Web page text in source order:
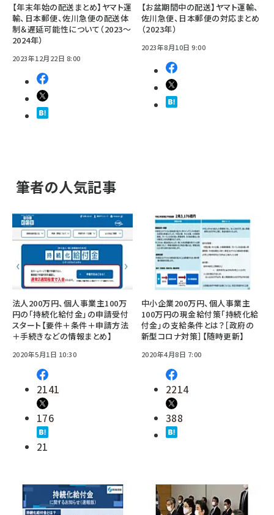
【年末年始の配送まとめ】ヤマト運
輸、日本郵便、佐川急便の配送体
制＆遅延可能性について（2023～
2024年）
2023年12月22日 8:00
【お盆期間中の配送】ヤマト運輸、
佐川急便、日本郵便の対応まとめ
（2023年）
2023年8月10日 9:00
筆者の人気記事
法人200万円、個人事業主100万
円の「持続化給付金」の申請受付
スタート【要件＋条件＋申請方法
＋手続きなどの情報まとめ】
2020年5月1日 10:30
2141
176
21
中小企業200万円、個人事業主
100万円の現金給付策「持続化給
付金」の支給条件とは？［政府の
新型コロナ対策］【随時更新】
2020年4月8日 7:00
2214
388